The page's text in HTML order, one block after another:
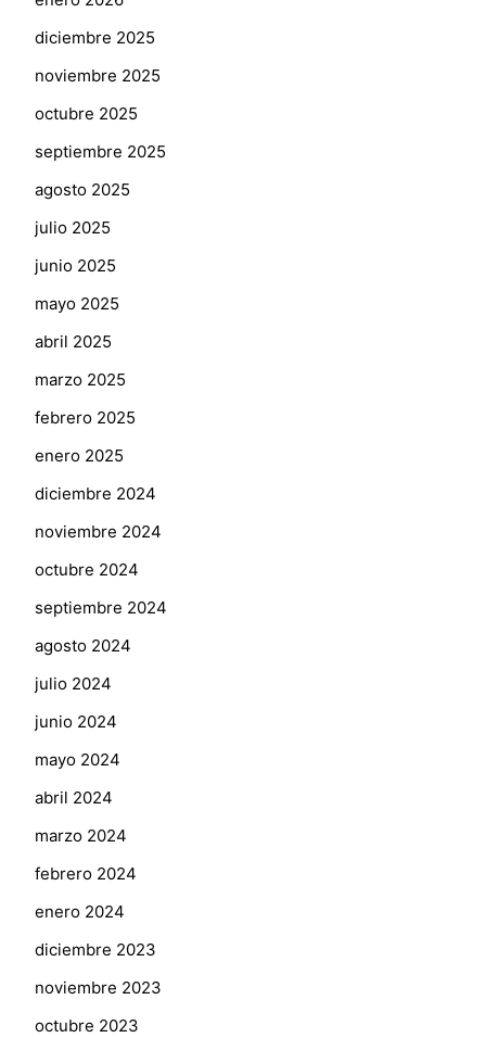
diciembre 2025
noviembre 2025
octubre 2025
septiembre 2025
agosto 2025
julio 2025
junio 2025
mayo 2025
abril 2025
marzo 2025
febrero 2025
enero 2025
diciembre 2024
noviembre 2024
octubre 2024
septiembre 2024
agosto 2024
julio 2024
junio 2024
mayo 2024
abril 2024
marzo 2024
febrero 2024
enero 2024
diciembre 2023
noviembre 2023
octubre 2023